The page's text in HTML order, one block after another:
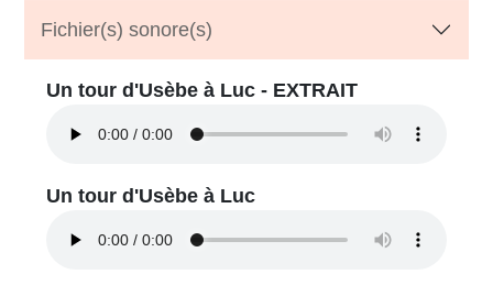
Fichier(s) sonore(s)
Un tour d'Usèbe à Luc - EXTRAIT
Un tour d'Usèbe à Luc